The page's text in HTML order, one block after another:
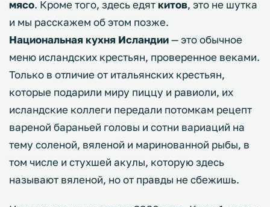
мясо. Кроме того, здесь едяткитов, это не шутка
и мы расскажем об этом позже.
Национальная кухня Исландии— это обычное
меню исландских крестьян, проверенное веками.
Только в отличие от итальянских крестьян,
которые подарили миру пиццу и равиоли, их
исландские коллеги передали потомкам рецепт
вареной бараньей головы и сотни вариаций на
тему соленой, вяленой и маринованной рыбы, в
том числе и стухшей акулы, которую здесь
называют вяленой, но от правды не сбежишь.